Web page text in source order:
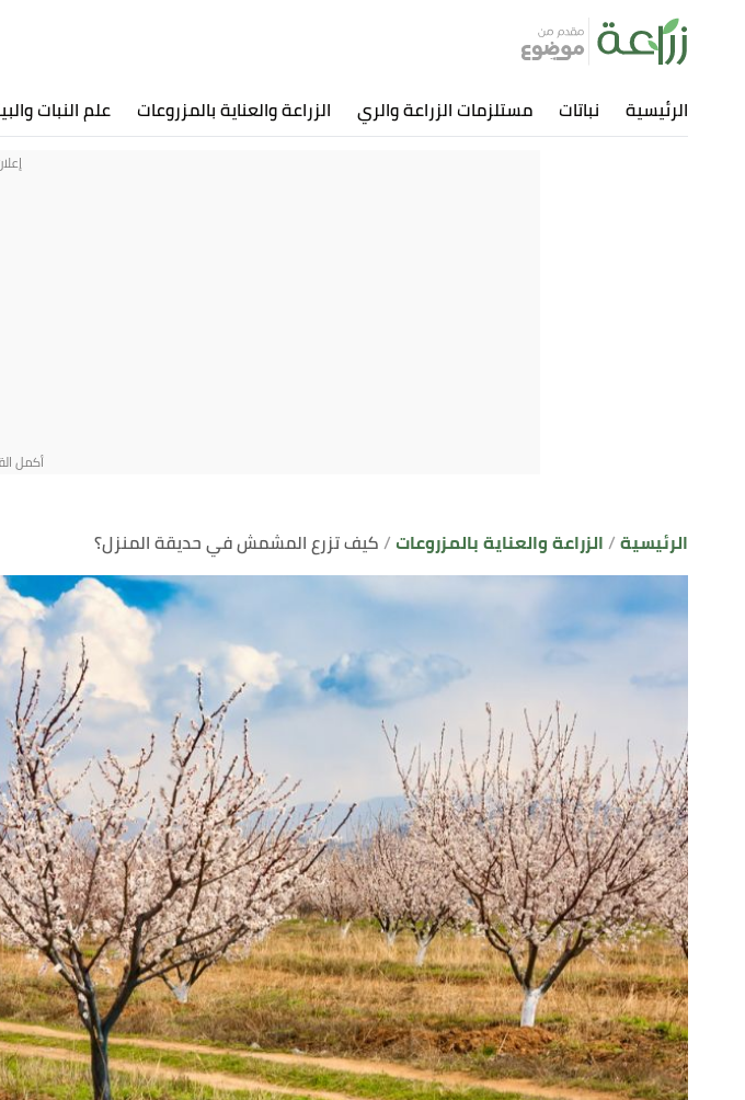
الرئيسية نباتات مستلزمات الزراعة والري الزراعة والعناية بالمزروعات علم النبات
الرئيسية الزراعة والعناية بالمزروعات كيف تزرع المشمش في حديقة المنزل؟